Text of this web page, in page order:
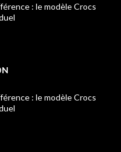
: le modèle Crocs
: le modèle Crocs